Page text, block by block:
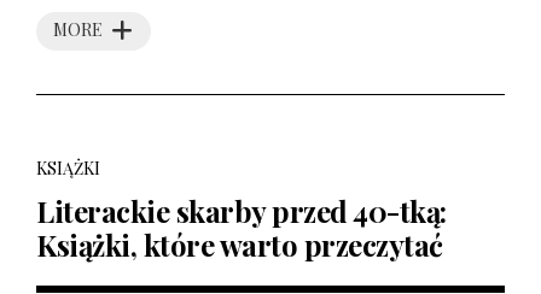
MORE
KSIĄŻKI
Literackie skarby przed 40-tką:
Książki, które warto przeczytać